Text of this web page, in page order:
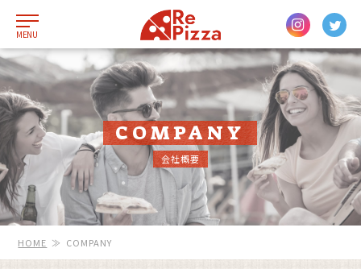
MENU
COMPANY
会社概要
HOME ≫ COMPANY